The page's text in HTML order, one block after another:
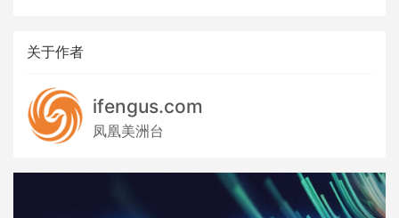
关于作者
ifengus.com
凤凰美洲台